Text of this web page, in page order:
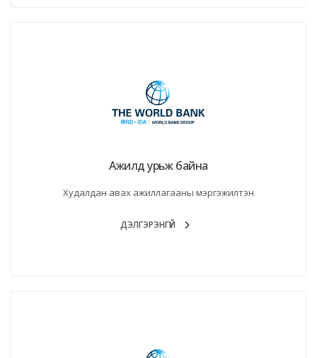
Ажилд урьж байна
Худалдан авах ажиллагааны мэргэжилтэн
ДЭЛГЭРЭНГҮЙ